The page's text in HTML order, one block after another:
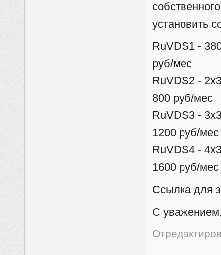
установить
RuVDS1 -
руб/мес
RuVDS2 -
800 руб/мес
RuVDS3 -
1200 руб/мес
RuVDS4 -
1600 руб/мес
Ссылка для
С